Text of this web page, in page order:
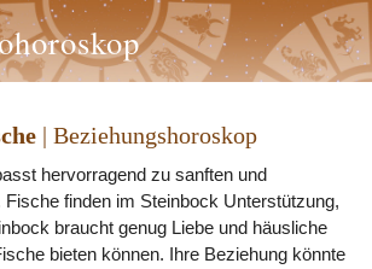
| Beziehungshoroskop
hervorragend zu sanften und
Fische finden im Steinbock Unterstützung,
braucht genug Liebe und häusliche
bieten können. Ihre Beziehung könnte